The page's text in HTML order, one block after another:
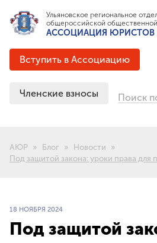
Ульяновское региональное
общероссийской общественной
АССОЦИАЦИЯ ЮРИСТОВ
Вступить в Ассоциацию
Цели и задачи
Структура
Выигранные гранты
История создания
Членские взносы Поиск
АЮР Блог
Новости
Под защитой закона: уроки права для
18 НОЯБРЯ 2024
Под защитой